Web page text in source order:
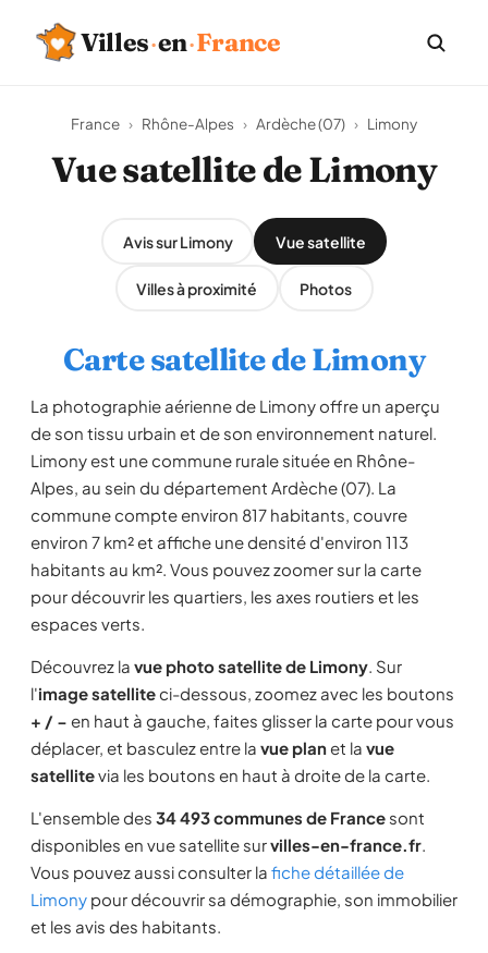
Villes·en·France
France › Rhône-Alpes › Ardèche (07) › Limony
Vue satellite de Limony
Avis sur Limony Vue satellite
Villes à proximité Photos
Carte satellite de Limony
La photographie aérienne de Limony offre un aperçu
de son tissu urbain et de son environnement naturel.
Limony est une commune rurale située en Rhône-
Alpes, au sein du département Ardèche (07). La
commune compte environ 817 habitants, couvre
environ 7 km² et affiche une densité d'environ 113
habitants au km². Vous pouvez zoomer sur la carte
pour découvrir les quartiers, les axes routiers et les
espaces verts.
Découvrez la vue photo satellite de Limony. Sur
l'image satelliteci-dessous, zoomez avec les boutons
+ / − en haut à gauche, faites glisser la carte pour vous
déplacer, et basculez entre la vue planet la vue
satellitevia les boutons en haut à droite de la carte.
L'ensemble des 34 493 communes de France sont
disponibles en vue satellite survilles-en-france.fr.
Vous pouvez aussi consulter la fiche détaillée de
Limony pour découvrir sa démographie, son immobilier
et les avis des habitants.